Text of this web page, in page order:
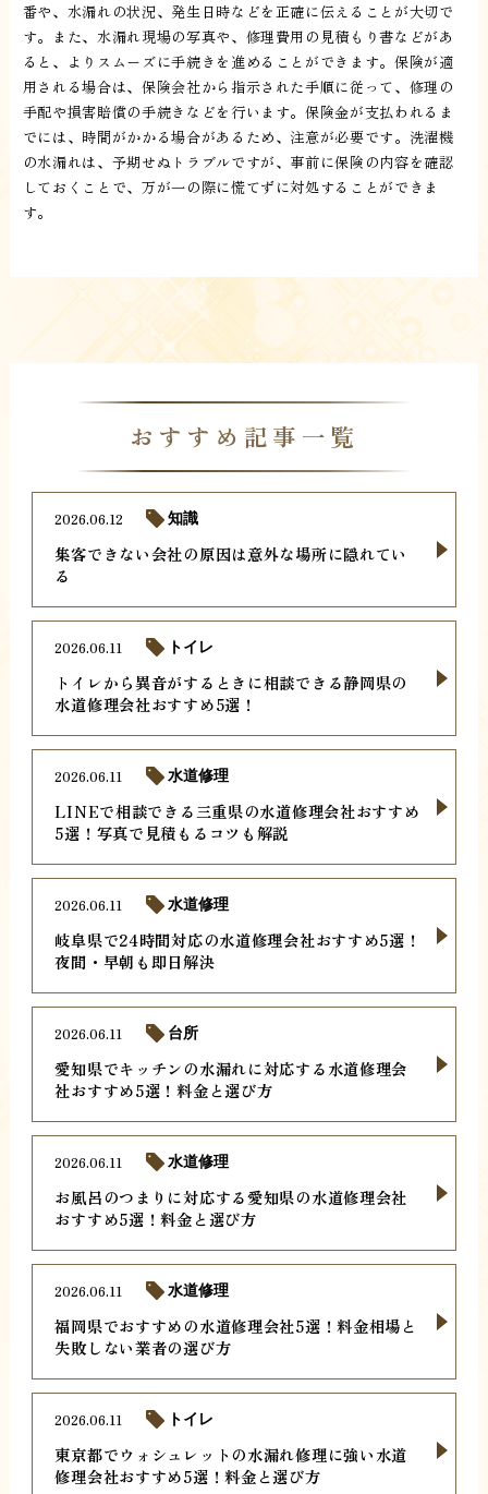
番や、水漏れの状況、発生日時などを正確に伝えることが大切で
す。また、水漏れ現場の写真や、修理費用の見積もり書などがあ
ると、よりスムーズに手続きを進めることができます。保険が適
用される場合は、保険会社から指示された手順に従って、修理の
手配や損害賠償の手続きなどを行います。保険金が支払われるま
でには、時間がかかる場合があるため、注意が必要です。洗濯機
の水漏れは、予期せぬトラブルですが、事前に保険の内容を確認
しておくことで、万が一の際に慌てずに対処することができま
す。
おすすめ記事一覧
集客できない会社の原因は意外な場所に隠れてい
る
2026.06.12 知識
トイレから異音がするときに相談できる静岡県の
水道修理会社おすすめ5選！
2026.06.11 トイレ
LINEで相談できる三重県の水道修理会社おすすめ
5選！写真で見積もるコツも解説
2026.06.11 水道修理
岐阜県で24時間対応の水道修理会社おすすめ5選！
夜間・早朝も即日解決
2026.06.11 水道修理
愛知県でキッチンの水漏れに対応する水道修理会
社おすすめ5選！料金と選び方
2026.06.11 台所
お風呂のつまりに対応する愛知県の水道修理会社
おすすめ5選！料金と選び方
2026.06.11 水道修理
福岡県でおすすめの水道修理会社5選！料金相場と
失敗しない業者の選び方
2026.06.11 水道修理
東京都でウォシュレットの水漏れ修理に強い水道
修理会社おすすめ5選！料金と選び方
2026.06.11 トイレ